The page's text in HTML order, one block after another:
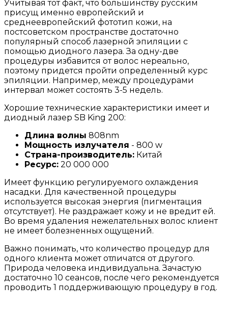
Учитывая тот факт, что большинству русским
присущ именно европейский и
среднеевропейский фототип кожи, на
постсоветском пространстве достаточно
популярный способ лазерной эпиляции с
помощью диодного лазера. За одну-две
процедуры избавится от волос нереально,
поэтому придется пройти определенный курс
эпиляции. Например, между процедурами
интервал может состоять 3-5 недель.
Хорошие технические характеристики имеет и
диодный лазер SB King 200:
Длина волны 808nm
Мощность излучателя - 800 w
Страна-производитель: Китай
Ресурс: 20 000 000
Имеет функцию регулируемого охлаждения
насадки. Для качественной процедуры
используется высокая энергия (пигментация
отсутствует). Не раздражает кожу и не вредит ей.
Во время удаления нежелательных волос клиент
не имеет болезненных ощущений.
Важно понимать, что количество процедур для
одного клиента может отличатся от другого.
Природа человека индивидуальна. Зачастую
достаточно 10 сеансов, после чего рекомендуется
проводить 1 поддерживающую процедуру в год.